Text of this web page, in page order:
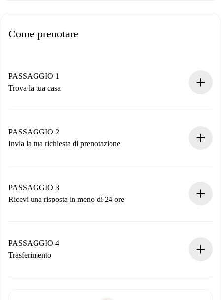
Come prenotare
PASSAGGIO 1
Trova la tua casa
Hai tutte le informazioni necessarie in anticipo.
PASSAGGIO 2
Invia la tua richiesta di prenotazione
non accetta.
PASSAGGIO 3
Ricevi una risposta in meno di 24 ore
contatto con il proprietario.
Se rifiutata: non ti addebiteremo nulla e ti proporremo
PASSAGGIO 4
Trasferimento